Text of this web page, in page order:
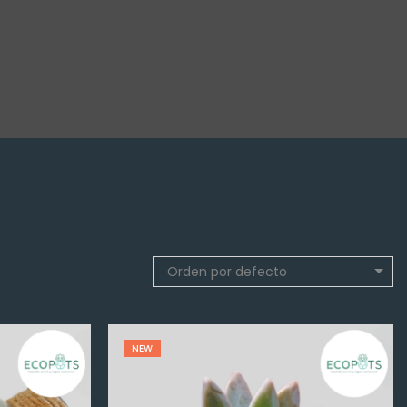
Orden por defecto
NEW